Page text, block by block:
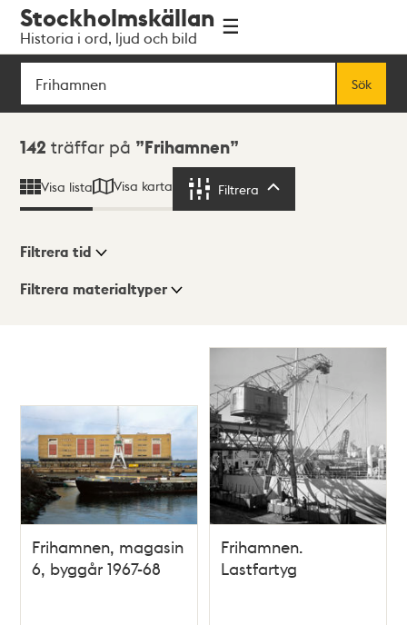
navigationen
huvudinnehållet
Stockholmskällan
Historia i ord, ljud och bild
Sök
Sök
Sökresultat
142 träffar på Frihamnen
Visa lista Visa karta Filtrera
Visningsläge
Filtrera tid
Filtrera materialtyper
Frihamnen, magasin
6, byggår 1967-68
Frihamnen.
Lastfartyg